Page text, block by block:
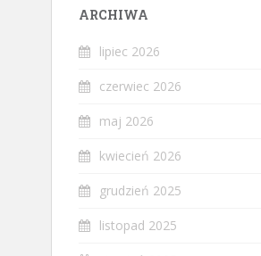
ARCHIWA
lipiec 2026
czerwiec 2026
maj 2026
kwiecień 2026
grudzień 2025
listopad 2025